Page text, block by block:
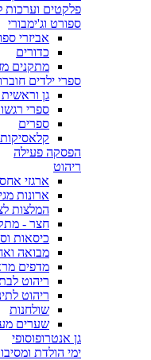
פלקטים וערכות
ספורט וג'ימבורי
אביזרי
כדורים
מתקנים
ספרי ילדים
גן
ספרי
ספרים
קלאסיקות
הפסקה פעילה
ריהוט
ארגזי
ארונות
המלצות
חצר -
כיסאות
מבואה
מדפים
ריהוט
ריהוט
שולחנות
שערים
גן אנטרופוסופי
ימי הולדת